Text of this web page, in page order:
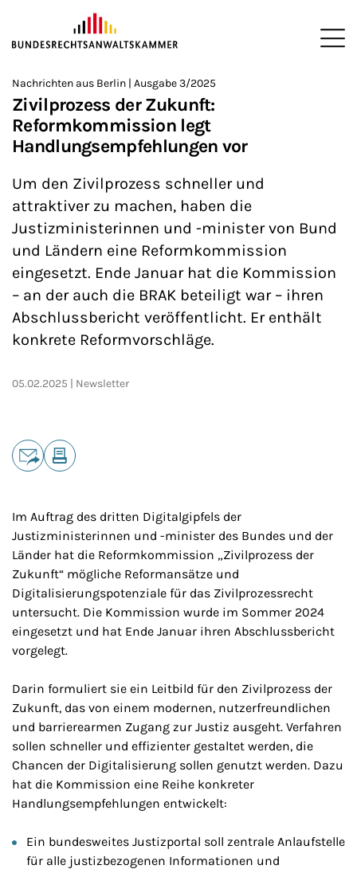
ZUM HAUPTINHALT SPRINGEN
Sie befinden sich hier:
>
Startseite
>
Newsroom
>
Newsletter
>
Nachrichten aus Berlin | Ausgabe 3/2025
Zivilprozess der Zukunft:
Reformkommission legt
Handlungsempfehlungen vor
Um den Zivilprozess schneller und
attraktiver zu machen, haben die
Justizministerinnen und -minister von Bund
und Ländern eine Reformkommission
eingesetzt. Ende Januar hat die Kommission
– an der auch die BRAK beteiligt war – ihren
Abschlussbericht veröffentlicht. Er enthält
konkrete Reformvorschläge.
05.02.2025 Newsletter
Teilen
Im Auftrag des dritten Digitalgipfels der
Justizministerinnen und -minister des Bundes und der
Länder hat die Reformkommission „Zivilprozess der
Zukunft“ mögliche Reformansätze und
Digitalisierungspotenziale für das Zivilprozessrecht
untersucht. Die Kommission wurde im Sommer 2024
eingesetzt und hat Ende Januar ihren Abschlussbericht
vorgelegt.
Darin formuliert sie ein Leitbild für den Zivilprozess der
Zukunft, das von einem modernen, nutzerfreundlichen
und barrierearmen Zugang zur Justiz ausgeht. Verfahren
sollen schneller und effizienter gestaltet werden, die
Chancen der Digitalisierung sollen genutzt werden. Dazu
hat die Kommission eine Reihe konkreter
Handlungsempfehlungen entwickelt:
Ein bundesweites Justizportal soll zentrale Anlaufstelle
für alle justizbezogenen Informationen und